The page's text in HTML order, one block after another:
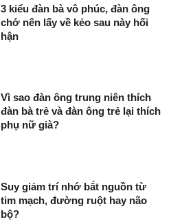
3 kiểu đàn bà vô phúc, đàn ông
chớ nên lấy về kẻo sau này hối
hận
Vì sao đàn ông trung niên thích
đàn bà trẻ và đàn ông trẻ lại thích
phụ nữ già?
Suy giảm trí nhớ bắt nguồn từ
tim mạch, đường ruột hay não
bộ?